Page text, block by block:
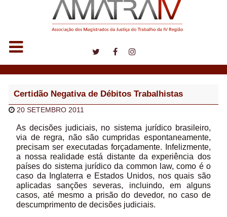
Certidão Negativa de Débitos Trabalhistas
20 SETEMBRO 2011
As decisões judiciais, no sistema jurídico brasileiro,
via de regra, não são cumpridas espontaneamente,
precisam ser executadas forçadamente. Infelizmente,
a nossa realidade está distante da experiência dos
países do sistema jurídico da common law, como é o
caso da Inglaterra e Estados Unidos, nos quais são
aplicadas sanções severas, incluindo, em alguns
casos, até mesmo a prisão do devedor, no caso de
descumprimento de decisões judiciais.